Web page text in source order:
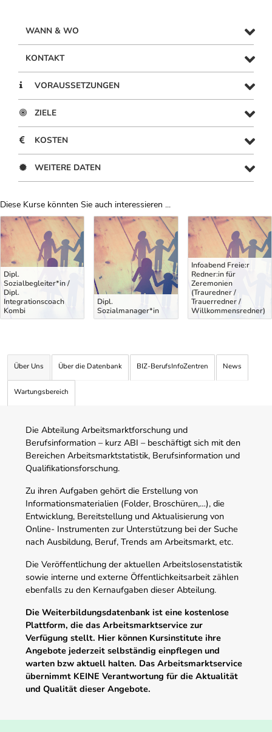
WANN & WO
KONTAKT
VORAUSSETZUNGEN
ZIELE
KOSTEN
WEITERE DATEN
Diese Kurse könnten Sie auch interessieren ...
Uber Weiterbildungsvorschläge
Dipl.
Sozialbegleiter*in /
Dipl.
Integrationscoach
Kombi
Dipl.
Sozialmanager*in
Infoabend Freie:r
Redner:in für
Zeremonien
(Trauredner /
Trauerredner /
Willkommensredner)
Über Uns Über die Datenbank BIZ-BerufsInfoZentren News
Wartungsbereich
Die Abteilung Arbeitsmarktforschung und
Berufsinformation – kurz ABI – beschäftigt sich mit den
Bereichen Arbeitsmarktstatistik, Berufsinformation und
Qualifikationsforschung.
Zu ihren Aufgaben gehört die Erstellung von
Informationsmaterialien (Folder, Broschüren,…), die
Entwicklung, Bereitstellung und Aktualisierung von
Online- Instrumenten zur Unterstützung bei der Suche
nach Ausbildung, Beruf, Trends am Arbeitsmarkt, etc.
Die Veröffentlichung der aktuellen Arbeitslosenstatistik
sowie interne und externe Öffentlichkeitsarbeit zählen
ebenfalls zu den Kernaufgaben dieser Abteilung.
Die Weiterbildungsdatenbank ist eine kostenlose
Plattform, die das Arbeitsmarktservice zur
Verfügung stellt. Hier können Kursinstitute ihre
Angebote jederzeit selbständig einpflegen und
warten bzw aktuell halten. Das Arbeitsmarktservice
übernimmt KEINE Verantwortung für die Aktualität
und Qualität dieser Angebote.